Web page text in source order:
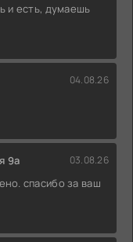
и есть, думаешь
04.08.26
9а 03.08.26
спасибо за ваш